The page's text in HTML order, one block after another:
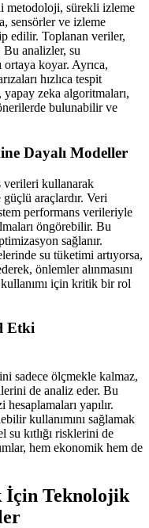
metodoloji, sürekli izleme
sensörler ve izleme
edilir. Toplanan veriler,
analizler, su
ortaya koyar. Ayrıca,
hızlıca tespit
zeka algoritmaları,
bulunabilir ve
Dayalı Modeller
verileri kullanarak
araçlardır. Veri
performans verileriyle
öngörebilir. Bu
sağlanır.
su tüketimi artıyorsa,
önlemler alınmasını
için kritik bir rol
Etki
sadece ölçmekle kalmaz,
de analiz eder. Bu
hesaplamaları yapılır.
kullanımını sağlamak
su kıtlığı risklerini de
hem ekonomik hem de
İçin Teknolojik